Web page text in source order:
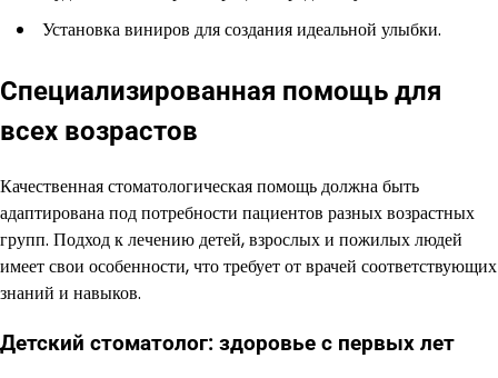
Установка виниров для создания идеальной улыбки.
Специализированная помощь для
всех возрастов
Качественная стоматологическая помощь должна быть
адаптирована под потребности пациентов разных возрастных
групп. Подход к лечению детей, взрослых и пожилых людей
имеет свои особенности, что требует от врачей соответствующих
знаний и навыков.
Детский стоматолог: здоровье с первых лет